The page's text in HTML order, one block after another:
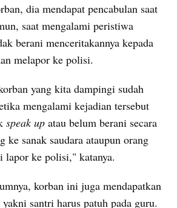
dia mendapat pencabulan saat
saat mengalami peristiwa
berani menceritakannya kepada
melapor ke polisi.
yang kita dampingi sudah
mengalami kejadian tersebut
speak up atau belum berani secara
ke sanak saudara ataupun orang
lapor ke polisi," katanya.
korban ini juga mendapatkan
santri harus patuh pada guru.